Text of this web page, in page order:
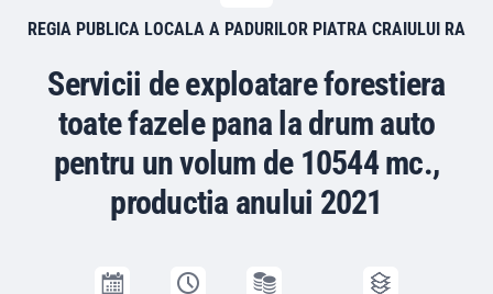
REGIA PUBLICA LOCALA A PADURILOR PIATRA CRAIULUI RA
Servicii de exploatare forestiera
toate fazele pana la drum auto
pentru un volum de 10544 mc.,
productia anului 2021